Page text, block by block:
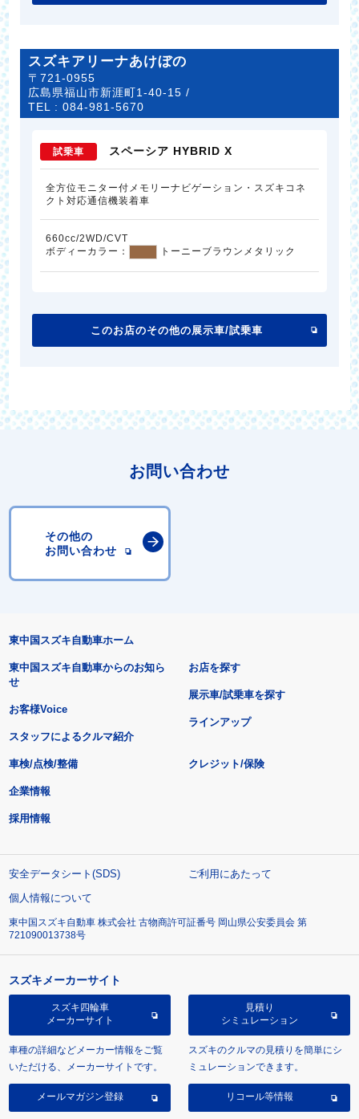
スズキアリーナあけぼの
〒721-0955
広島県福山市新涯町1-40-15 /
TEL :084-981-5670
試乗車 スペーシア HYBRID X
全方位モニター付メモリーナビゲーション・スズキコネ
クト対応通信機装着車
660cc/2WD/CVT
ボディーカラー：
トーニーブラウンメタリック
このお店のその他の展示車/試乗車
お問い合わせ
その他の
お問い合わせ
東中国スズキ自動車ホーム
東中国スズキ自動車からのお知ら
せ
お客様Voice
スタッフによるクルマ紹介
お店を探す
展示車/試乗車を探す
ラインアップ
車検/点検/整備 クレジット/保険
企業情報
採用情報
安全データシート(SDS)
ご利用にあたって
個人情報について
東中国スズキ自動車 株式会社 古物商許可証番号 岡山県公安委員会 第
721090013738号
スズキメーカーサイト
スズキ四輪車
メーカーサイト
車種の詳細などメーカー情報をご覧
いただける、メーカーサイトです。
見積り
シミュレーション
スズキのクルマの見積りを簡単にシ
ミュレーションできます。
メールマガジン登録 リコール等情報